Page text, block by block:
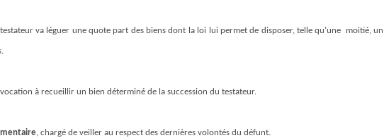
va léguer une quote part des biens dont la loi lui permet de disposer, telle qu’une moitié, un
vocation à recueillir un bien déterminé de la succession du testateur.
, chargé de veiller au respect des dernières volontés du défunt.